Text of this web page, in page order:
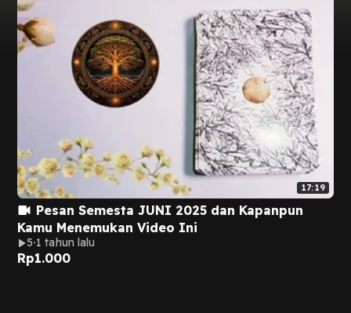
17:19
Pesan Semesta JUNI 2025 dan Kapanpun
Kamu Menemukan Video Ini
5 1 tahun lalu
Rp1.000